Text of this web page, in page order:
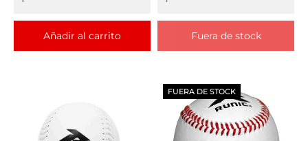
Añadir al carrito Fuera de stock
FUERA DE STOCK